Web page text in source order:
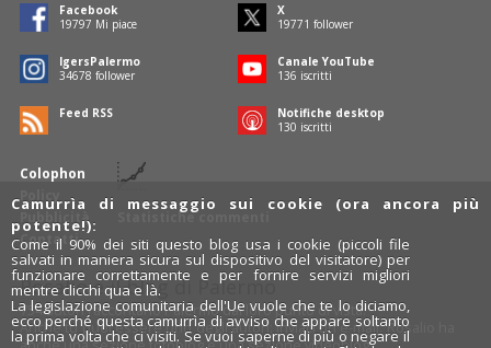
Colophon
Policy
Pubblicità
Contatti
Statistiche commenti
Facebook
19797 Mi piace
X
19771 follower
IgersPalermo
34678 follower
Canale YouTube
136 iscritti
Feed RSS
Notifiche desktop
130 iscritti
Rosalio è il blog di Palermo
754 autoriraccontano Palermo dal loro punto di vista.
Anche tu puoi essere uno degli autori: inviaci un' e-mail. Rosalio ha
Camurrìa di messaggio sui cookie (ora ancora più
potente!):
Come il 90% dei siti questo blog usa i cookie (piccoli file
salvati in maniera sicura sul dispositivo del visitatore) per
funzionare correttamente e per fornire servizi migliori
mentre clicchi qua e là.
La legislazione comunitaria dell'Ue vuole che te lo diciamo,
ecco perché questa camurrìa di avviso che appare soltanto
la prima volta che ci visiti. Se vuoi saperne di più o negare il